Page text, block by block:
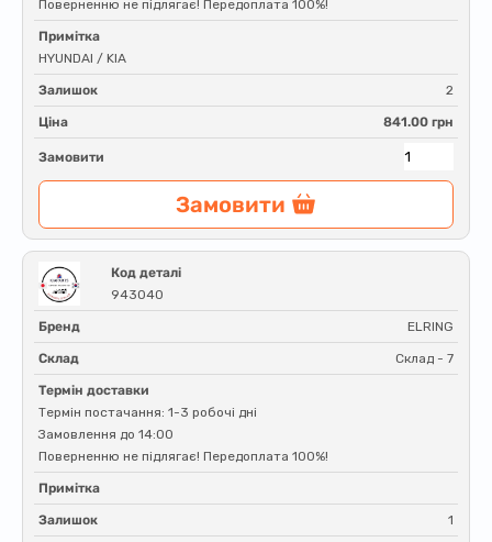
Поверненню не підлягає! Передоплата 100%!
Примітка
HYUNDAI / KIA
Залишок 2
Ціна 841.00 грн
Замовити
Замовити
Код деталі
943040
Бренд ELRING
Склад Склад - 7
Термін доставки
Термін постачання: 1-3 робочі дні
Замовлення до 14:00
Поверненню не підлягає! Передоплата 100%!
Примітка
Залишок 1